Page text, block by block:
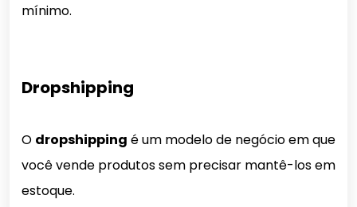
mínimo.
Dropshipping
O dropshipping é um modelo de negócio em que
você vende produtos sem precisar mantê-los em
estoque.